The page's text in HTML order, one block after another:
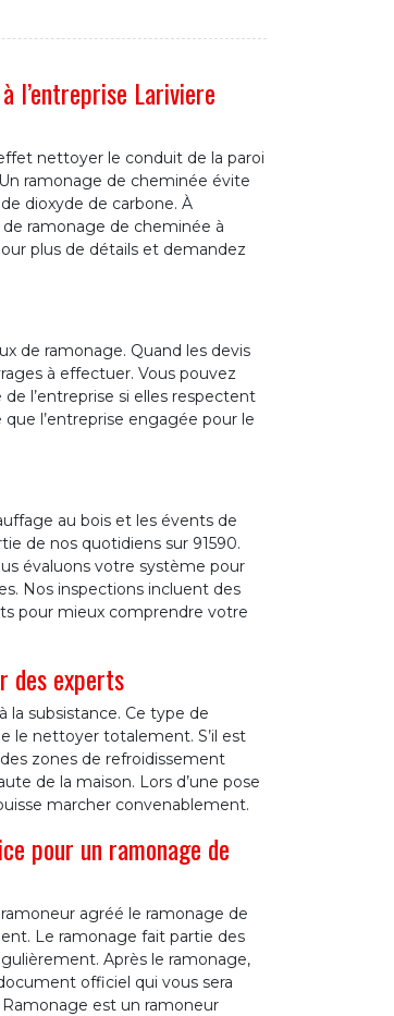
l’entreprise Lariviere
nettoyer le conduit de la paroi
ramonage de cheminée évite
dioxyde de carbone. À
ramonage de cheminée à
plus de détails et demandez
de ramonage. Quand les devis
à effectuer. Vous pouvez
l’entreprise si elles respectent
l’entreprise engagée pour le
au bois et les évents de
de nos quotidiens sur 91590.
évaluons votre système pour
Nos inspections incluent des
pour mieux comprendre votre
des experts
la subsistance. Ce type de
le nettoyer totalement. S’il est
zones de refroidissement
de la maison. Lors d’une pose
marcher convenablement.
pour un ramonage de
agréé le ramonage de
Le ramonage fait partie des
Après le ramonage,
officiel qui vous sera
Ramonage est un ramoneur